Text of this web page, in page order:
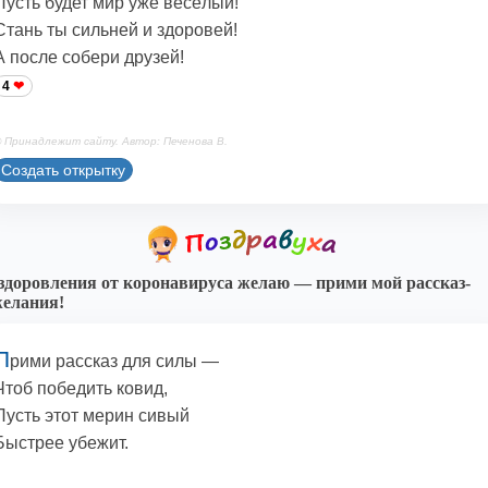
ты сильней и здоровей!
после собери друзей!
4
Принадлежит сайту. Автор: Печенова В.
Создать открытку
от коронавируса желаю — прими мой рассказ-
рими рассказ для силы —
победить ковид,
этот мерин сивый
убежит.